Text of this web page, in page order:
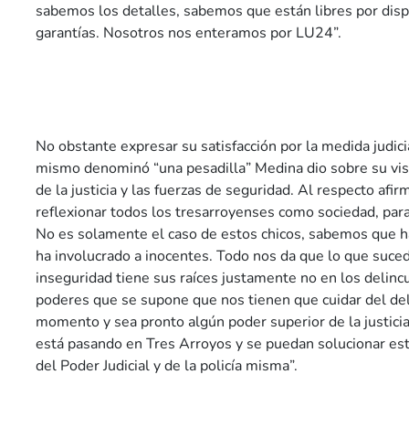
sabemos los detalles, sabemos que están libres por
garantías. Nosotros nos enteramos por LU24”.
No obstante expresar su satisfacción por la medida
mismo denominó “una pesadilla” Medina dio sobre su
de la justicia y las fuerzas de seguridad. Al respecto
reflexionar todos los tresarroyenses como sociedad,
No es solamente el caso de estos chicos, sabemos que
ha involucrado a inocentes. Todo nos da que lo que
inseguridad tiene sus raíces justamente no en los
poderes que se supone que nos tienen que cuidar del
momento y sea pronto algún poder superior de la
está pasando en Tres Arroyos y se puedan solucionar
del Poder Judicial y de la policía misma”.